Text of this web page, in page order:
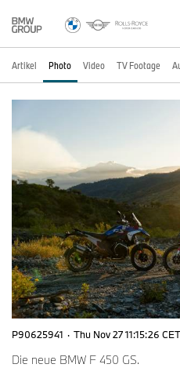
Artikel Photo Video TV Footage
P90625941 · Thu Nov 27 11:15:26
Die neue BMW F 450 GS.